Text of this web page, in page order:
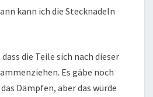
kann ich die Stecknadeln
die Teile sich nach dieser
Es gäbe noch
Dämpfen, aber das würde